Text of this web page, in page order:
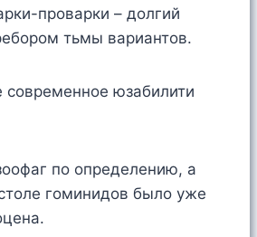
проварки – долгий
тьмы вариантов.
юзабилити
по определению, а
гоминидов было уже